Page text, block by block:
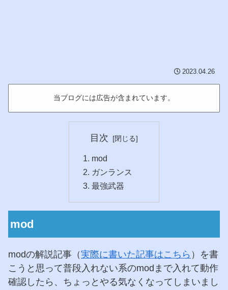
2023.04.26
当ブログには広告が含まれています。
目次
mod
ガンランス
最強武器
mod
modの解説記事（実際に書いた記事はこちら ）を書
こうと思って普段入れない系のmodまで入れて動作
確認したら、ちょっとやる気なくなってしまいまし